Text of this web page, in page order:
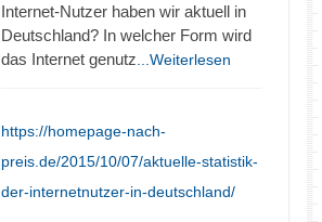
Internet-Nutzer haben wir aktuell in
Deutschland? In welcher Form wird
das Internet genutz ...Weiterlesen
https://homepage-nach-
preis.de/2015/10/07/aktuelle-statistik-
der-internetnutzer-in-deutschland/